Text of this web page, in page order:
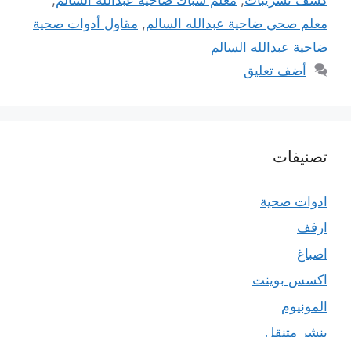
معلم صحي ضاحية عبدالله السالم, مقاول أدوات صحية
ضاحية عبدالله السالم
أضف تعليق
تصنيفات
ادوات صحية
ارفف
اصباغ
اكسس بوينت
المونيوم
بنشر متنقل